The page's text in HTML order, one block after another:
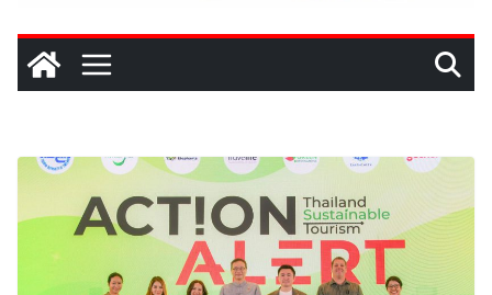
“FOODNext SME D Navigator” ชูยุทธศาสตร์ “แหล่งทุน
คู่องค์ความรู้” ติดปีก SME อาหารไทยแข่งขันได้ในเวทีโลก
One Bangkok เติมสีสันแห่งการใช้ชีวิตรับฤดูกาลใหม่
ผ่านแคมเปญ “One Bangkok Palette of the New